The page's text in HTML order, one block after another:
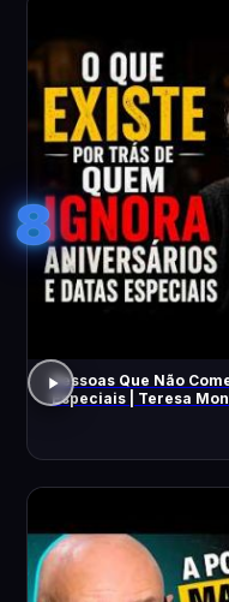
8
Pessoas Que Não
Especiais | Teresa